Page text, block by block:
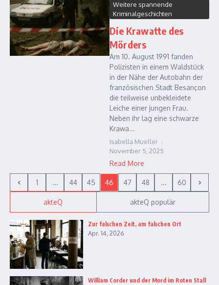
Weitere spannende
Kriminalgeschichten
Die Krawatte des
Mörders
Am 10. August 1991 fanden
Polizisten in einem Waldstück
in der Nähe der Autobahn der
französischen Stadt Besançon
die teilweise unbekleidete
Leiche einer jungen Frau.
Neben ihr lag eine schwarze
Krawa...
Isabella Mueller
November 5, 2025
Read More
1 ... 44 45 46 47 48 ... 60
akteQ akteQ populär
Zur falschen Zeit, am falschen Ort
Apr. 14, 2026
William Corder und der Mord im Roten Stall